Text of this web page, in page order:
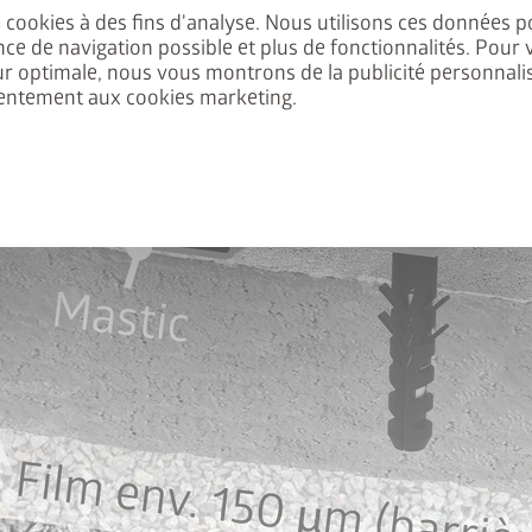
à des fins d'analyse. Nous utilisons ces données
de navigation possible et plus de fonctionnalités. Pour
optimale, nous vous montrons de la publicité
aux cookies marketing.
Panorama, HighLine,
de 50% de réduction
l’abri de jardin et le
de jardin